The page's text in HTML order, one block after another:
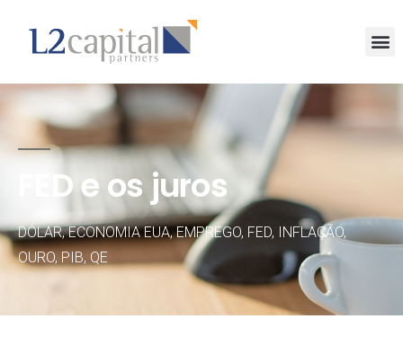
FED e os juros
DÓLAR,ECONOMIA EUA,EMPREGO, FED, INFLAÇÃO,
OURO, PIB, QE